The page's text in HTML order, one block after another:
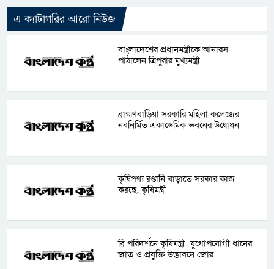
এ ক্যাটাগরির আরো নিউজ
বাংলাদেশের প্রধানমন্ত্রীকে আনারস
পাঠালেন ত্রিপুরার মুখ্যমন্ত্রী
ব্রাহ্মণবাড়িয়া সরকারি মহিলা কলেজের
নবনির্মিত একাডেমিক ভবনের উদ্বোধন
কৃষিপণ্য রপ্তানি বাড়াতে সরকার কাজ
করছে: কৃষিমন্ত্রী
ব্রি পরিদর্শনে কৃষিমন্ত্রী: যুগোপযোগী ধানের
জাত ও প্রযুক্তি উদ্ভাবনে জোর